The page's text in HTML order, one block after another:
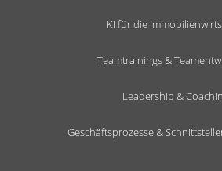
KI für die
Teamtrainings &
Leadership &
Geschäftsprozesse &